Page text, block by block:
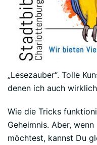
„Lesezauber“. Tolle
denen ich auch
Wie die Tricks
Geheimnis. Aber,
möchtest, kannst Du